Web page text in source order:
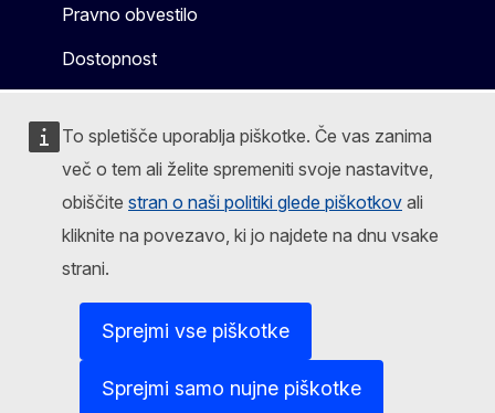
To spletišče uporablja piškotke. Če vas zanima
več o tem ali želite spremeniti svoje nastavitve,
obiščite stran o naši politiki glede piškotkov ali
kliknite na povezavo, ki jo najdete na dnu vsake
strani.
Sprejmi vse piškotke
Sprejmi samo nujne piškotke
Pravno obvestilo
Dostopnost